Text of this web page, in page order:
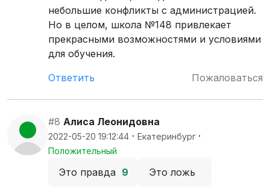
небольшие конфликты с администрацией.
Но в целом, школа №148 привлекает
прекрасными возможностями и условиями
для обучения.
Ответить
Пожаловаться
#8 Алиса Леонидовна
2022-05-20 19:12:44 · Екатеринбург ·
Положительный
Это правда 9 Это ложь